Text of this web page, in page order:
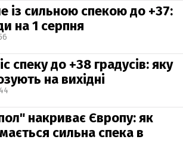
із сильною спекою до +37:
на 1 серпня
спеку до +38 градусів: яку
на вихідні
накриває Європу: як
сильна спека в